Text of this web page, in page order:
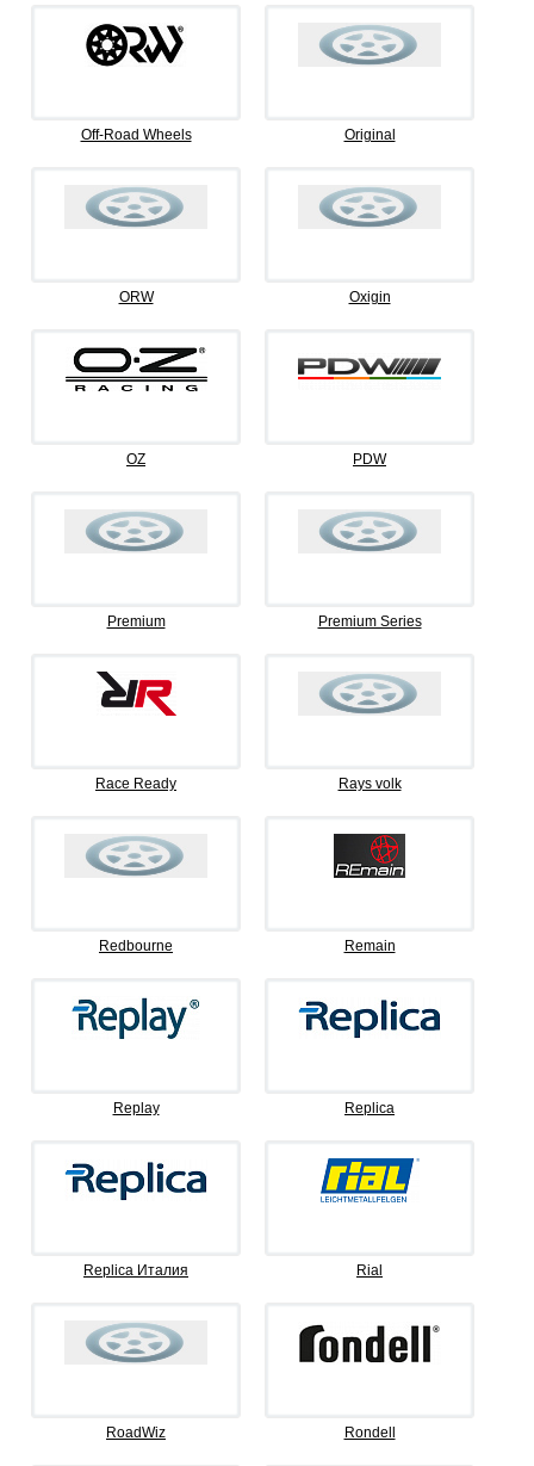
Off-Road Wheels Original
ORW Oxigin
OZ PDW
Premium Premium Series
Race Ready Rays volk
Redbourne Remain
Replay Replica
Replica Италия Rial
RoadWiz Rondell